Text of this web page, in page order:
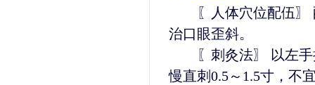
〖人体穴位配伍〗
治口眼歪斜。
〖刺灸法〗 以左手
慢直刺0.5～1.5寸，不